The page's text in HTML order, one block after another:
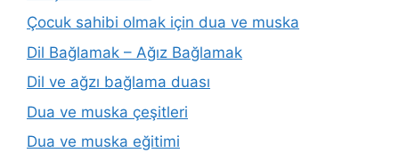
Çocuk sahibi olmak için dua ve muska
Dil Bağlamak – Ağız Bağlamak
Dil ve ağzı bağlama duası
Dua ve muska çeşitleri
Dua ve muska eğitimi